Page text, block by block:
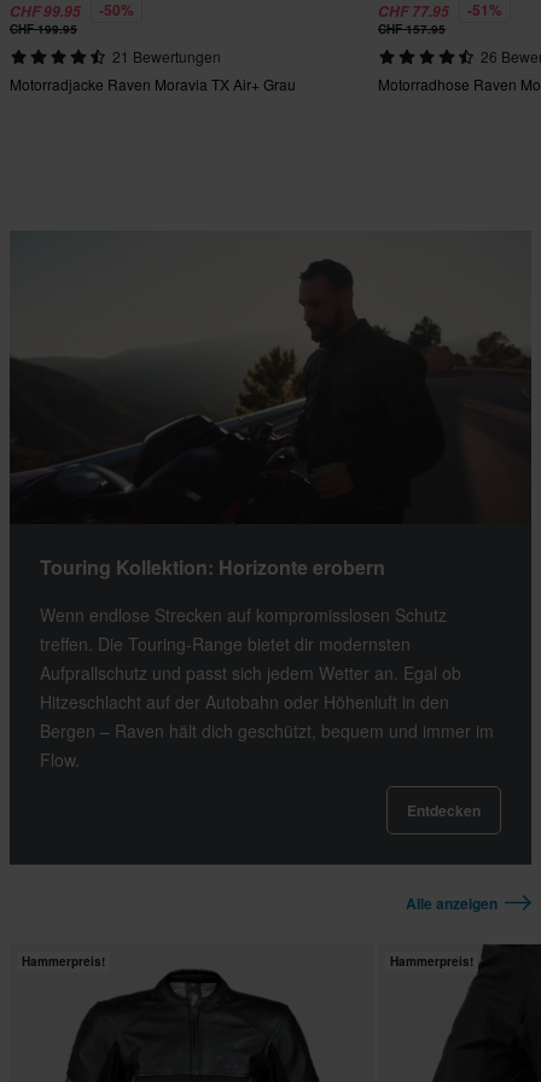
CHF 99.95 -50%
CHF 199.95
21 Bewertungen
Motorradjacke Raven Moravia TX Air+ Grau
CHF 77.95 -51%
CHF 157.95
26
Motorradhose Raven
Touring Kollektion: Horizonte erobern
Wenn endlose Strecken auf kompromisslosen Schutz
treffen. Die Touring-Range bietet dir modernsten
Aufprallschutz und passt sich jedem Wetter an. Egal ob
Hitzeschlacht auf der Autobahn oder Höhenluft in den
Bergen – Raven hält dich geschützt, bequem und immer im
Flow.
Entdecken
Alle anzeigen
Hammerpreis! Hammerpreis!